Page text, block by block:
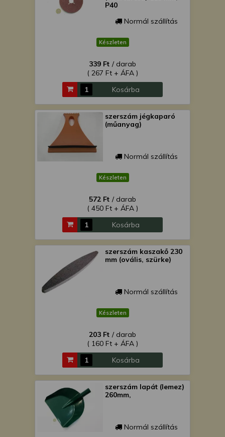
P40
Normál szállítás
Készleten
339 Ft / darab
( 267 Ft + ÁFA )
Kosárba
szerszám jégkaparó
(műanyag)
Normál szállítás
Készleten
572 Ft / darab
( 450 Ft + ÁFA )
Kosárba
szerszám kaszakő 230
mm (ovális, szürke)
Normál szállítás
Készleten
203 Ft / darab
( 160 Ft + ÁFA )
Kosárba
szerszám lapát (lemez)
260mm,
Normál szállítás